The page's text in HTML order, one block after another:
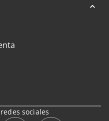
sociales